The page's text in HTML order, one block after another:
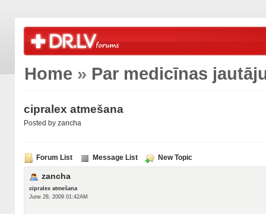
Home » Par medicīnas
cipralex atmešana
Posted by zancha
Forum List Message List New Topic
zancha
cipralex atmešana
June 28, 2009 01:42AM